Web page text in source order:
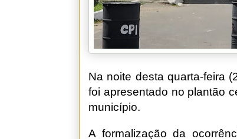
Na noite desta quarta-feira
foi apresentado no plantão
município.
A formalização da